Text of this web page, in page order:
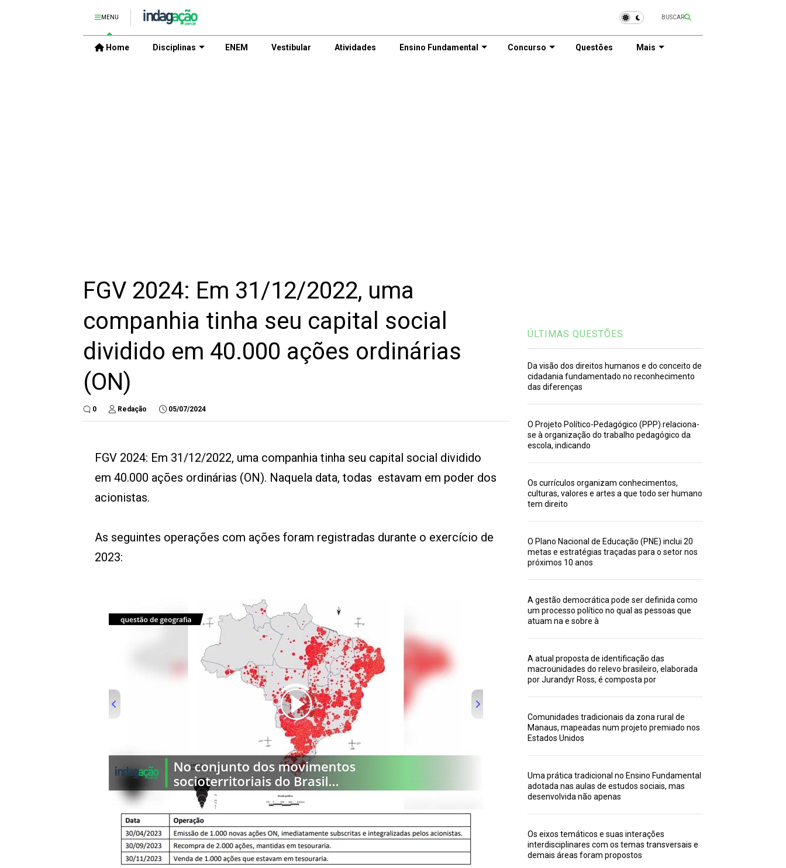
MENU BUSCAR
Home Disciplinas ENEM Vestibular Atividades Ensino Fundamental Concurso Questões Mais
FGV 2024: Em 31/12/2022, uma
companhia tinha seu capital social
dividido em 40.000 ações ordinárias
(ON)
0 Redação 05/07/2024
FGV 2024: Em 31/12/2022, uma companhia tinha seu capital social dividido
em 40.000 ações ordinárias (ON). Naquela data, todas estavam em poder dos
acionistas.
As seguintes operações com ações foram registradas durante o exercício de
2023:
indagacao
ÚLTIMAS QUESTÕES
Da visão dos direitos humanos e do conceito de
cidadania fundamentado no reconhecimento
das diferenças
O Projeto Político-Pedagógico (PPP) relaciona-
se à organização do trabalho pedagógico da
escola, indicando
Os currículos organizam conhecimentos,
culturas, valores e artes a que todo ser humano
tem direito
O Plano Nacional de Educação (PNE) inclui 20
metas e estratégias traçadas para o setor nos
próximos 10 anos
A gestão democrática pode ser definida como
um processo político no qual as pessoas que
atuam na e sobre à
A atual proposta de identificação das
macrounidades do relevo brasileiro, elaborada
por Jurandyr Ross, é composta por
Comunidades tradicionais da zona rural de
Manaus, mapeadas num projeto premiado nos
Estados Unidos
Uma prática tradicional no Ensino Fundamental
adotada nas aulas de estudos sociais, mas
desenvolvida não apenas
Os eixos temáticos e suas interações
interdisciplinares com os temas transversais e
demais áreas foram propostos